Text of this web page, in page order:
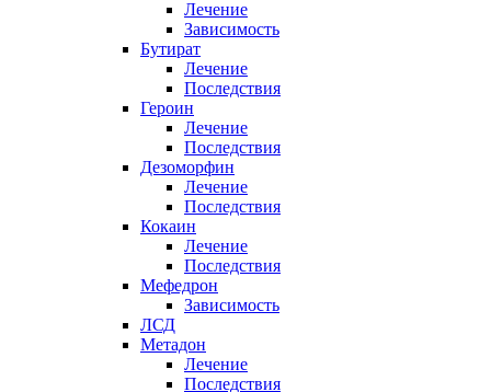
Лечение
Зависимость
Бутират
Лечение
Последствия
Героин
Лечение
Последствия
Дезоморфин
Лечение
Последствия
Кокаин
Лечение
Последствия
Мефедрон
Зависимость
ЛСД
Метадон
Лечение
Последствия